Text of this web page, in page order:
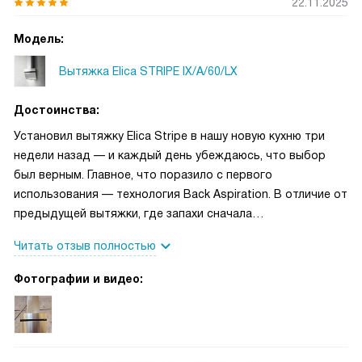
Модель:
Вытяжка Elica STRIPE IX/A/60/LX
Достоинства:
Установил вытяжку Elica Stripe в нашу новую кухню три
недели назад — и каждый день убеждаюсь, что выбор
был верным. Главное, что поразило с первого
использования — технология Back Aspiration. В отличие от
предыдущей вытяжки, где запахи сначала
здесь воздух забирается сразу у самой варочной панели,
буквально с задней стенки. Готовил недавно острую пасту
намёка на запах в соседней гостиной. Сенсорное
управление работает чётко, даже если руки влажные
Читать отзыв полностью
Фотографии и видео: